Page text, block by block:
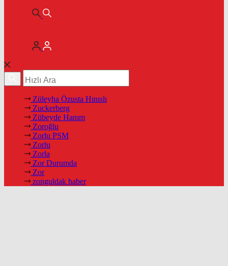
Züleyha Özusta Hınıslı
Zuckerberg
Zübeyde Hanım
Zoroğlu
Zorlu PSM
Zorlu
Zorla
Zor Durumda
Zor
zonguldak haber